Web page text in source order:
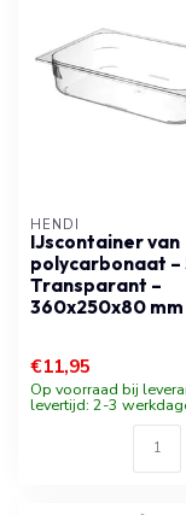
HENDI
IJscontainer van
polycarbonaat –
Transparant –
360x250x80 mm
€11,95
Op voorraad bij
levertijd: 2-3